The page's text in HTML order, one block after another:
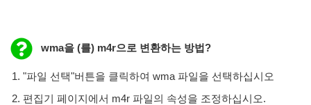
wma을 (를) m4r으로 변환하는 방법?
"파일 선택"버튼을 클릭하여 wma 파일을 선택하십시오
편집기 페이지에서 m4r 파일의 속성을 조정하십시오.